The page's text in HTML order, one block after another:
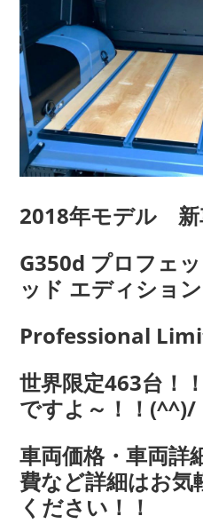
2018年モデル 新
G350d プロフェ
ッド エディショ
Professional
世界限定463台！
ですよ～！！(^^)/
車両価格・車両詳
費など詳細はお気
ください！！